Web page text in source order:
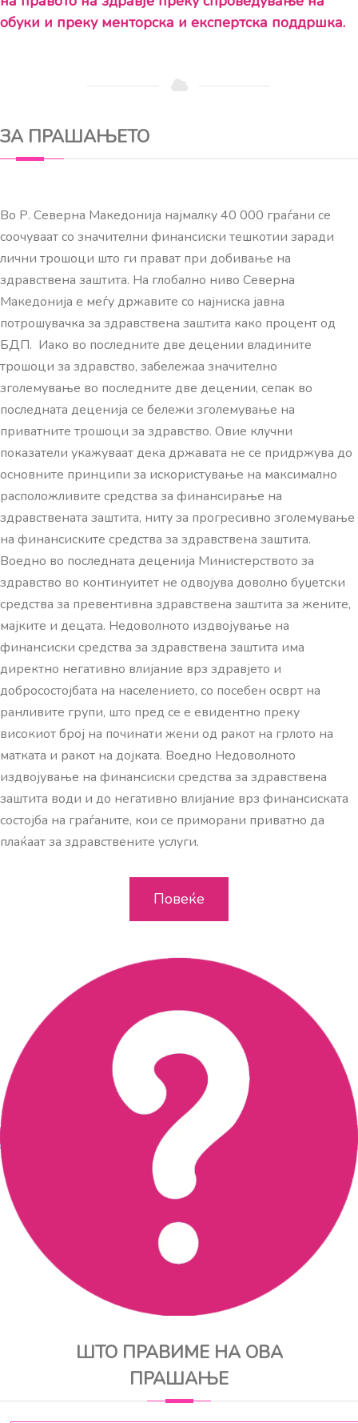
обуки и преку менторска и експертска поддршка.
ЗА ПРАШАЊЕТО
Во Р. Северна Македонија најмалку 40 000 граѓани се
соочуваат со значителни финансиски тешкотии заради
лични трошоци што ги прават при добивање на
здравствена заштита. На глобално ниво Северна
Македонија е меѓу државите со најниска јавна
потрошувачка за здравствена заштита како процент од
БДП. Иако во последните две децении владините
трошоци за здравство, забележаа значително
зголемување во последните две децении, сепак во
последната деценија се бележи зголемување на
приватните трошоци за здравство. Овие клучни
показатели укажуваат дека државата не се придржува до
основните принципи за искористување на максимално
расположливите средства за финансирање на
здравствената заштита, ниту за прогресивно зголемување
на финансиските средства за здравствена заштита.
Воедно во последната деценија Министерството за
здравство во континуитет не одвојува доволно буџетски
средства за превентивна здравствена заштита за жените,
мајките и децата. Недоволното издвојување на
финансиски средства за здравствена заштита има
директно негативно влијание врз здравјето и
добросостојбата на населението, со посебен осврт на
ранливите групи, што пред се е евидентно преку
високиот број на починати жени од ракот на грлото на
матката и ракот на дојката. Воедно Недоволното
издвојување на финансиски средства за здравствена
заштита води и до негативно влијание врз финансиската
состојба на граѓаните, кои се приморани приватно да
плаќаат за здравствените услуги.
Повеќе
ШТО ПРАВИМЕ НА ОВА
ПРАШАЊЕ